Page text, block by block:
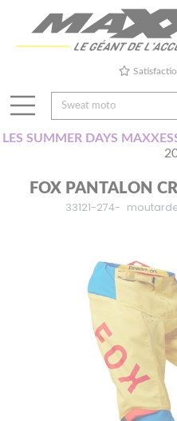
LES SUMMER DAYS
FOX PANTALON
33121-274-